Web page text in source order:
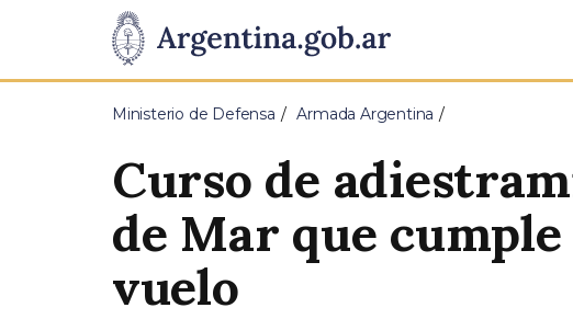
Presidencia
de
Pasar al contenido principal
Ministerio de Defensa Armada Argentina
Curso de
de Mar que
vuelo